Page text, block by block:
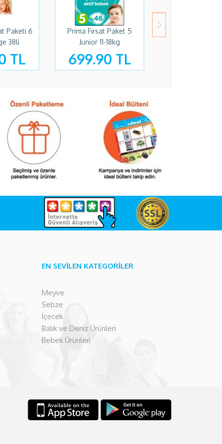
Paketi 6
38li
TL
Prima Fırsat Paket 5
Junior 11-18kg
699.90 TL
EN SEVİLEN KATEGORİLER
Meyve
Sebze
İçecek
Balık ve Deniz Ürünleri
Bebek Ürünleri